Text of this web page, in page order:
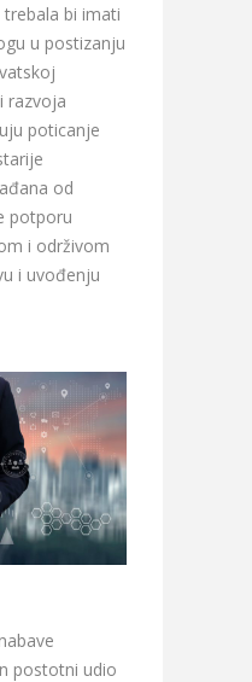
trebala bi imati
u postizanju
razvoja
poticanje
od
potporu
i održivom
i uvođenju
postotni udio